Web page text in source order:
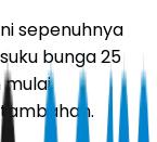
sepenuhnya
bunga 25
mulai